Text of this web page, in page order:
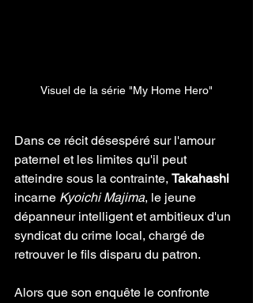
Visuel de la série "My Home Hero"
Dans ce récit désespéré sur l'amour
paternel et les limites qu'il peut
atteindre sous la contrainte, Takahashi
incarne Kyoichi Majima, le jeune
dépanneur intelligent et ambitieux d'un
syndicat du crime local, chargé de
retrouver le fils disparu du patron.
Alors que son enquête le confronte